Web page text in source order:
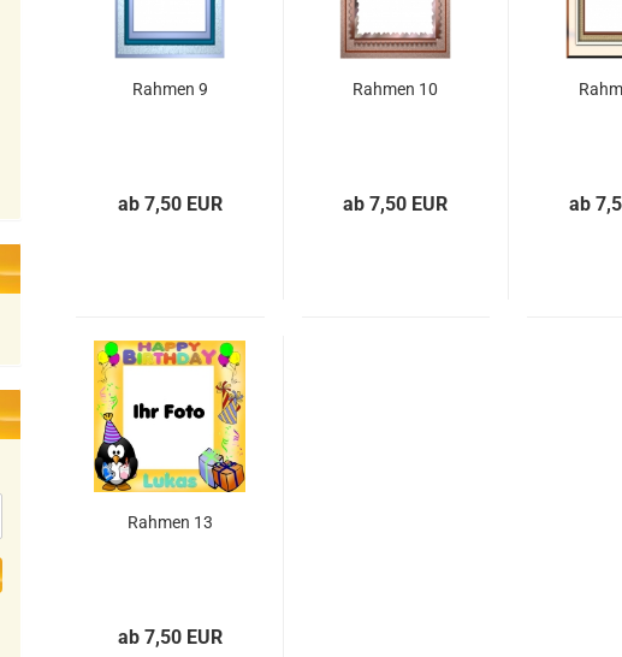
Rahmen 9
ab 7,50 EUR
Rahmen 10
ab 7,50 EUR ab
Rahmen 13
ab 7,50 EUR